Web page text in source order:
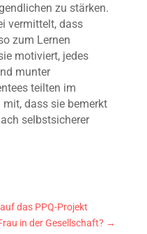
zu stärken.
vermittelt, dass
zum Lernen
motiviert, jedes
munter
teilten im
dass sie bemerkt
selbstsicherer
das PPQ-Projekt
in der Gesellschaft? →